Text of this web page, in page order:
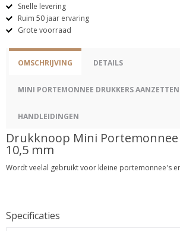
Snelle levering
Ruim 50 jaar ervaring
Grote voorraad
OMSCHRIJVING DETAILS
MINI PORTEMONNEE DRUKKERS AANZETTEN
HANDLEIDINGEN
Drukknoop Mini
10,5 mm
Wordt veelal gebruikt voor kleine portemonnee's
Specificaties